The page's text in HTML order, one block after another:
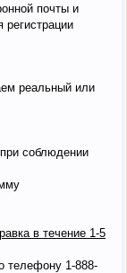
почты и
реальный или
соблюдении
в течение 1-5
телефону 1-888-